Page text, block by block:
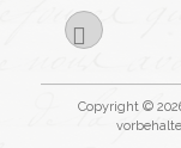
Facebook
Copyright ©